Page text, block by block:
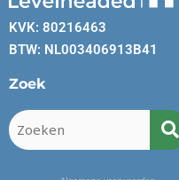
KVK: 80216463
BTW: NL003406913B41
Zoek